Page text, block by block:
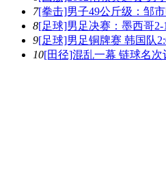
7[拳击]男子49公斤级：邹
8[足球]男足决赛：墨西哥
9[足球]男足铜牌赛 韩国队
10[田径]混乱一幕 链球名